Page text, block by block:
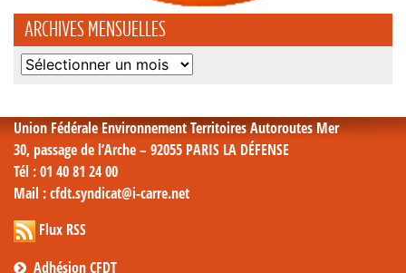
ARCHIVES MENSUELLES
Archives
Union Fédérale Environnement Territoires Autoroutes Mer
30, passage de l’Arche – 92055 PARIS LA DÉFENSE
Tél : 01 40 81 24 00
Mail : cfdt.syndicat@i-carre.net
Flux RSS
Adhésion CFDT